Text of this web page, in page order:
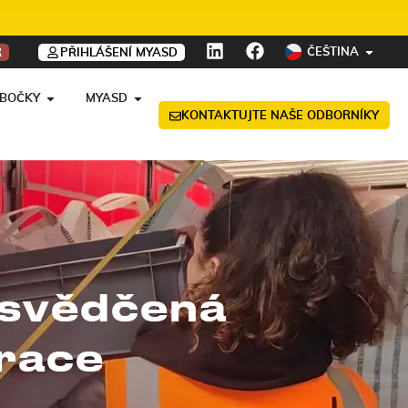
PŘIHLÁŠENÍ MYASD ČEŠTINA
MYASD
KONTAKTUJTE NAŠE ODBORNÍKY